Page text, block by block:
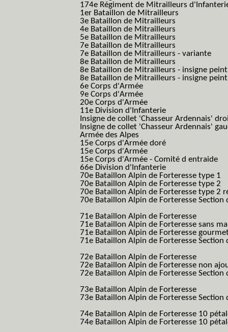
174e Régiment de Mitrailleurs
1er Bataillon de Mitrailleurs
3e Bataillon de Mitrailleurs
4e Bataillon de Mitrailleurs
5e Bataillon de Mitrailleurs
7e Bataillon de Mitrailleurs
7e Bataillon de Mitrailleurs - variante
8e Bataillon de Mitrailleurs
8e Bataillon de Mitrailleurs - insigne peint
8e Bataillon de Mitrailleurs - insigne
6e Corps d'Armée
9e Corps d'Armée
20e Corps d'Armée
11e Division d'Infanterie
Insigne de collet 'Chasseur Ardennais'
Insigne de collet 'Chasseur Ardennais'
Armée des Alpes
15e Corps d'Armée doré
15e Corps d'Armée
15e Corps d'Armée - Comité d entraide
66e Division d'Infanterie
70e Bataillon Alpin de Forteresse type 1
70e Bataillon Alpin de Forteresse type 2
70e Bataillon Alpin de Forteresse type 2
70e Bataillon Alpin de Forteresse
71e Bataillon Alpin de Forteresse
71e Bataillon Alpin de Forteresse sans
71e Bataillon Alpin de Forteresse
71e Bataillon Alpin de Forteresse
72e Bataillon Alpin de Forteresse
72e Bataillon Alpin de Forteresse non
72e Bataillon Alpin de Forteresse
73e Bataillon Alpin de Forteresse
73e Bataillon Alpin de Forteresse
74e Bataillon Alpin de Forteresse 10
74e Bataillon Alpin de Forteresse 10